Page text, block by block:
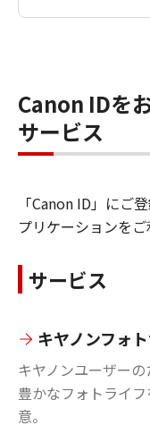
Canon IDを
サービス
「Canon ID」にご
プリケーションをご
サービス
キヤノンフォ
キヤノンユーザー
豊かなフォトライ
意。